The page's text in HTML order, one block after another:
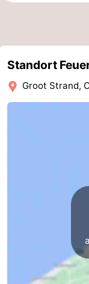
Route
Parken
-
Küstetram
Medizin
Standort
Groot Strand,